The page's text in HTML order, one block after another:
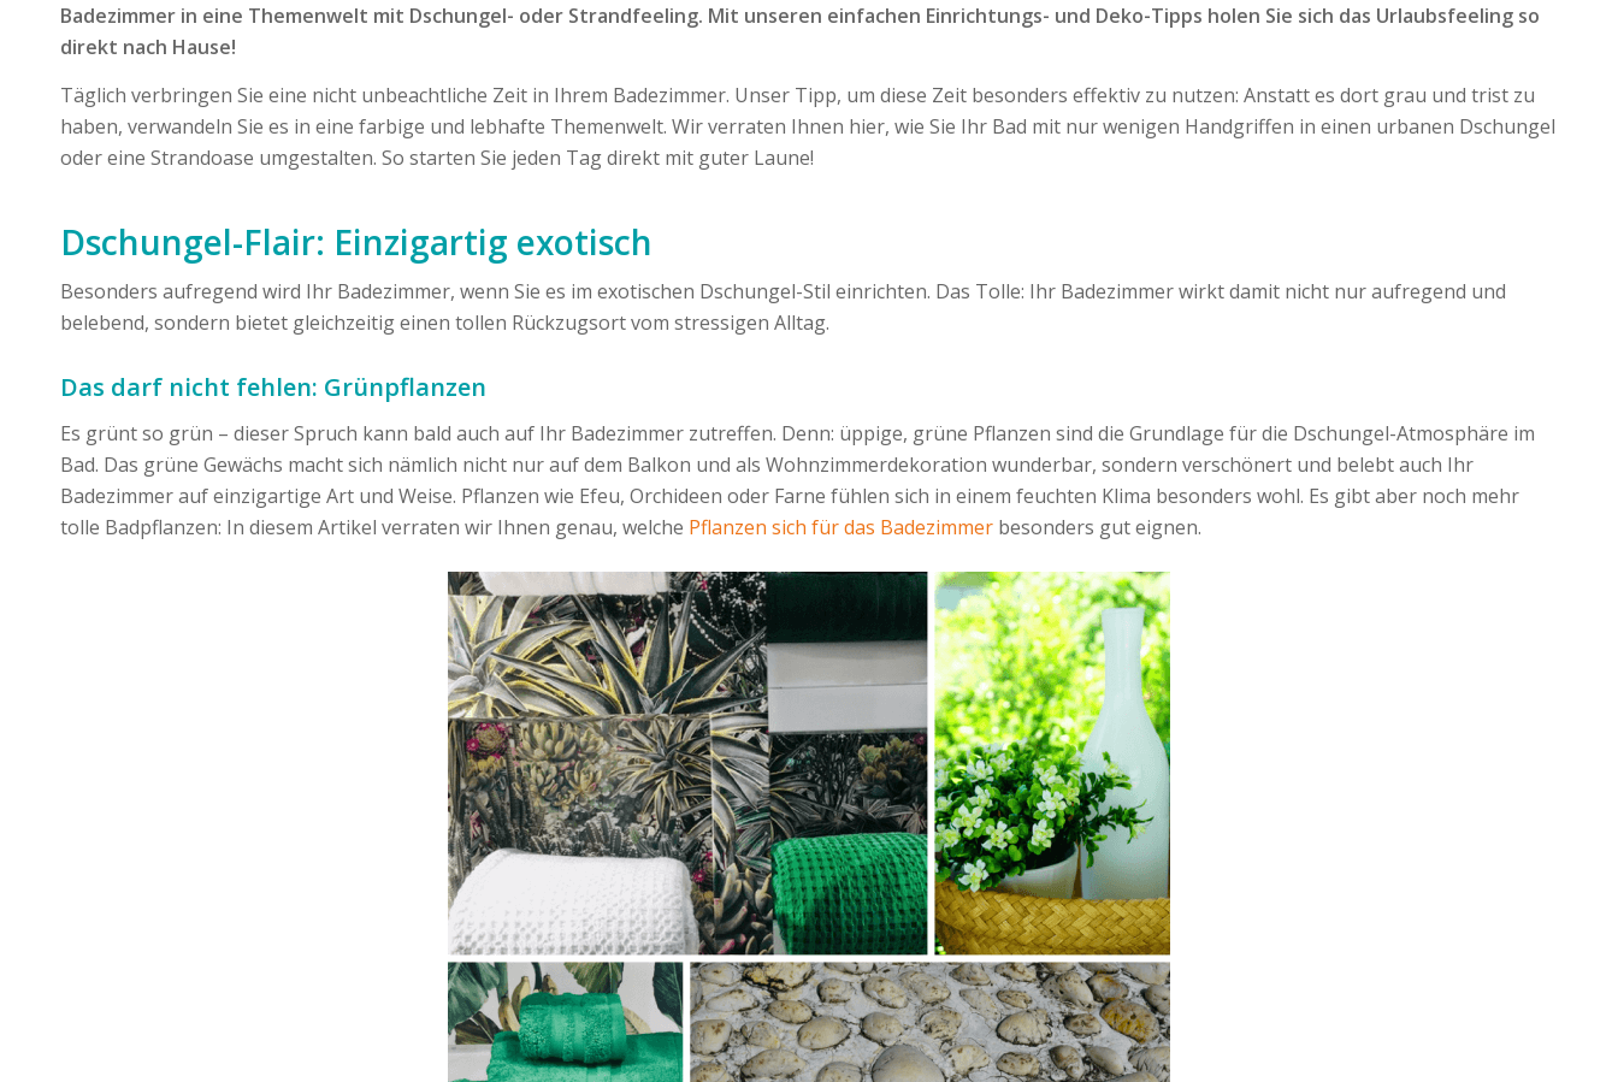
Badezimmer in eine Themenwelt mit Dschungel- oder Strandfeeling. Mit unseren einfachen Einrichtungs- und Deko-Tipps holen Sie sich das Urlaubsfeeling so
direkt nach Hause!
Täglich verbringen Sie eine nicht unbeachtliche Zeit in Ihrem Badezimmer. Unser Tipp, um diese Zeit besonders effektiv zu nutzen: Anstatt es dort grau und trist zu
haben, verwandeln Sie es in eine farbige und lebhafte Themenwelt. Wir verraten Ihnen hier, wie Sie Ihr Bad mit nur wenigen Handgriffen in einen urbanen Dschungel
oder eine Strandoase umgestalten. So starten Sie jeden Tag direkt mit guter Laune!
Dschungel-Flair: Einzigartig exotisch
Besonders aufregend wird Ihr Badezimmer, wenn Sie es im exotischen Dschungel-Stil einrichten. Das Tolle: Ihr Badezimmer wirkt damit nicht nur aufregend und
belebend, sondern bietet gleichzeitig einen tollen Rückzugsort vom stressigen Alltag.
Das darf nicht fehlen: Grünpflanzen
Es grünt so grün – dieser Spruch kann bald auch auf Ihr Badezimmer zutreffen. Denn: üppige, grüne Pflanzen sind die Grundlage für die Dschungel-Atmosphäre im
Bad. Das grüne Gewächs macht sich nämlich nicht nur auf dem Balkon und als Wohnzimmerdekoration wunderbar, sondern verschönert und belebt auch Ihr
Badezimmer auf einzigartige Art und Weise. Pflanzen wie Efeu, Orchideen oder Farne fühlen sich in einem feuchten Klima besonders wohl. Es gibt aber noch mehr
tolle Badpflanzen: In diesem Artikel verraten wir Ihnen genau, welche Pflanzen sich für das Badezimmer besonders gut eignen.